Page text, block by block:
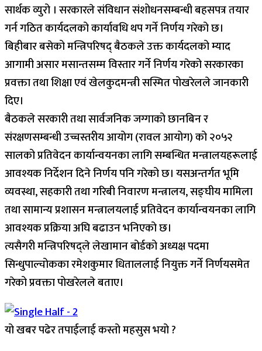
सार्थक व्युरो । सरकारले संविधान संशोधनसम्बन्धी बहसपत्र तयार
गर्न गठित कार्यदलको कार्यावधि थप गर्ने निर्णय गरेको छ।
बिहीबार बसेको मन्त्रिपरिषद् बैठकले उक्त कार्यदलको म्याद
आगामी असार मसान्तसम्म विस्तार गर्ने निर्णय गरेको सरकारका
प्रवक्ता तथा शिक्षा एवं खेलकुदमन्त्री सस्मित पोखरेलले जानकारी
दिए।
बैठकले सरकारी तथा सार्वजनिक जग्गाको छानबिन र
संरक्षणसम्बन्धी उच्चस्तरीय आयोग (रावल आयोग) को २०५२
सालको प्रतिवेदन कार्यान्वयनका लागि सम्बन्धित मन्त्रालयहरूलाई
आवश्यक निर्देशन दिने निर्णय पनि गरेको छ। यसअन्तर्गत भूमि
व्यवस्था, सहकारी तथा गरिबी निवारण मन्त्रालय, सङ्घीय मामिला
तथा सामान्य प्रशासन मन्त्रालयलाई प्रतिवेदन कार्यान्वयनका लागि
आवश्यक प्रक्रिया अघि बढाउन भनिएको छ।
त्यसैगरी मन्त्रिपरिषद्ले लेखामान बोर्डको अध्यक्ष पदमा
सिन्धुपाल्चोकका रमेशकुमार धिताललाई नियुक्त गर्ने निर्णयसमेत
गरेको प्रवक्ता पोखरेलले बताए।
यो खबर पढेर तपाईलाई कस्तो महसुस भयो ?